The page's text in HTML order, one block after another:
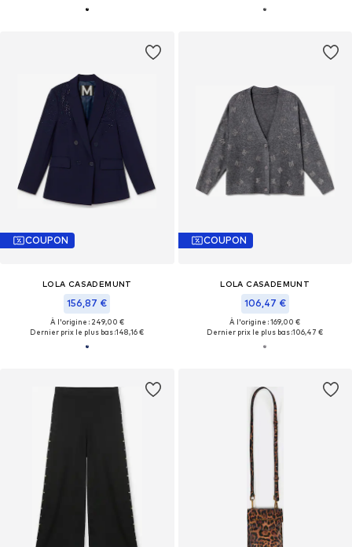
COUPON
LOLA CASADEMUNT
156,87 €
À l'origine : 249,00 €
Dernier prix le plus bas :148,16 €
COUPON
LOLA CASADEMUNT
106,47 €
À l'origine : 169,00 €
Dernier prix le plus bas :106,47 €